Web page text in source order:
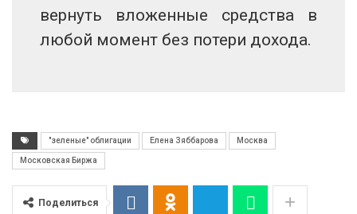
вернуть вложенные средства в
любой момент без потери дохода.
"зеленые" облигации Елена Зяббарова Москва
Московская Биржа
Поделиться